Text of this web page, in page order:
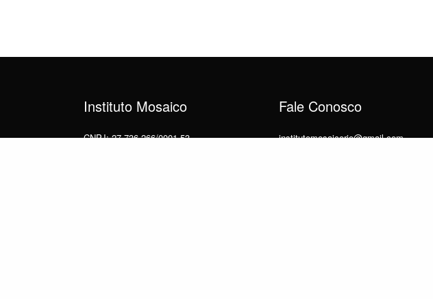
Instituto Mosaico
CNPJ: 27.736.266/0001-53
Fale Conosco
institutomosaicorio@gmail.com